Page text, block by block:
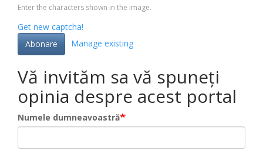
Enter the characters shown in the image.
Get new captcha!
Abonare
Manage existing
Vă invităm sa vă spuneți
opinia despre acest portal
Numele dumneavoastră